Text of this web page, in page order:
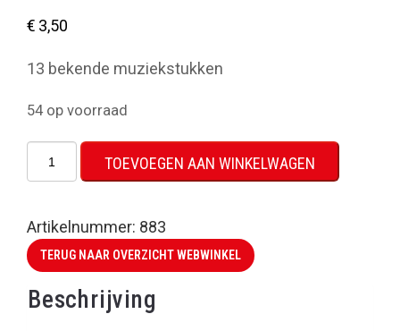
€ 3,50
13 bekende muziekstukken
54 op voorraad
beste
de
Barok
aantal
TOEVOEGEN AAN WINKELWAGEN
Artikelnummer: 883
TERUG NAAR OVERZICHT WEBWINKEL
Beschrijving